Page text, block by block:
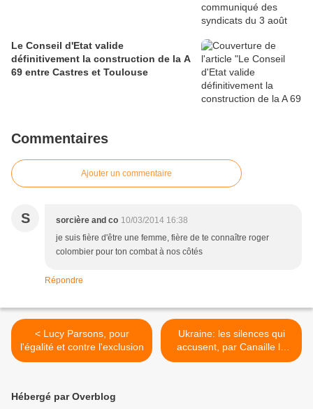
Le Conseil d'Etat valide
définitivement la construction de la A
69 entre Castres et Toulouse
Commentaires
Ajouter un commentaire
S sorcière and co 10/03/2014 16:38
je suis fière d'être une femme, fière de te connaître roger
colombier pour ton combat à nos côtés
Répondre
< Lucy Parsons, pour
l'égalité et contre l'exclusion
Ukraine: les silences qui
accusent, par Canaille le
rouge >
Hébergé par Overblog